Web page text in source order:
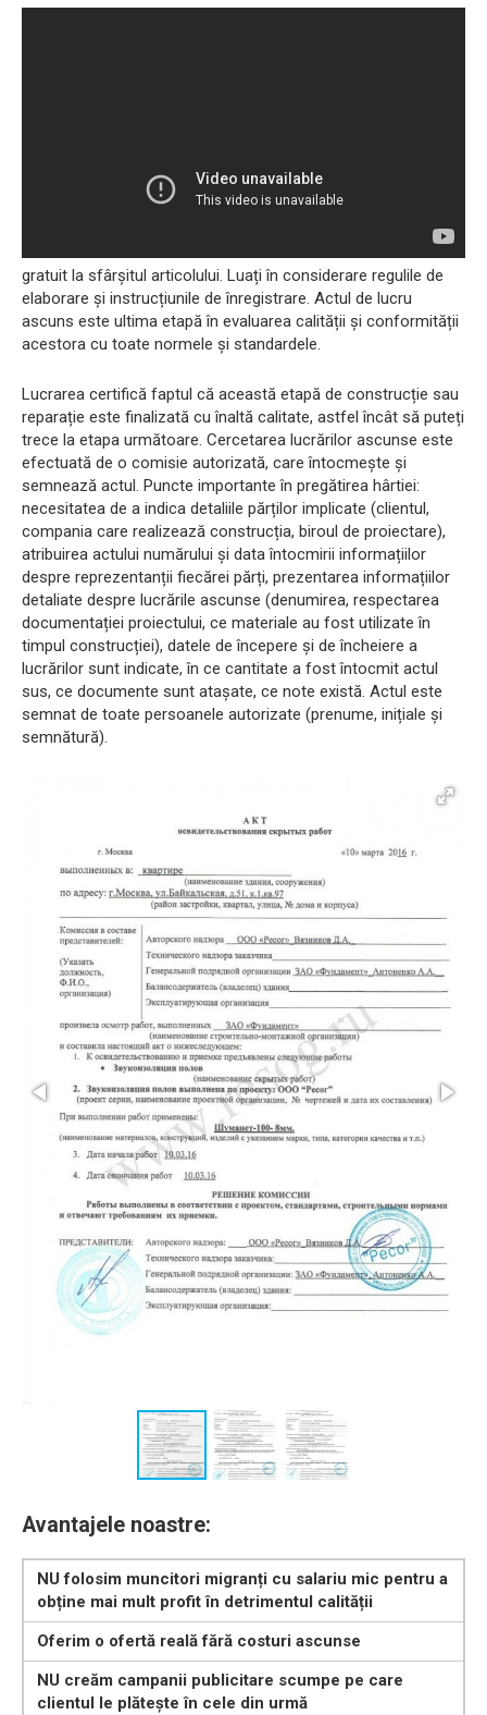
gratuit la sfârșitul articolului. Luați în considerare regulile de
elaborare și instrucțiunile de înregistrare. Actul de lucru
ascuns este ultima etapă în evaluarea calității și conformității
acestora cu toate normele și standardele.
Lucrarea certifică faptul că această etapă de construcție sau
reparație este finalizată cu înaltă calitate, astfel încât să puteți
trece la etapa următoare. Cercetarea lucrărilor ascunse este
efectuată de o comisie autorizată, care întocmește și
semnează actul. Puncte importante în pregătirea hârtiei:
necesitatea de a indica detaliile părților implicate (clientul,
compania care realizează construcția, biroul de proiectare),
atribuirea actului numărului și data întocmirii informațiilor
despre reprezentanții fiecărei părți, prezentarea informațiilor
detaliate despre lucrările ascunse (denumirea, respectarea
documentației proiectului, ce materiale au fost utilizate în
timpul construcției), datele de începere și de încheiere a
lucrărilor sunt indicate, în ce cantitate a fost întocmit actul
sus, ce documente sunt atașate, ce note există. Actul este
semnat de toate persoanele autorizate (prenume, inițiale și
semnătură).
Avantajele noastre:
NU folosim muncitori migranți cu salariu mic pentru a
obține mai mult profit în detrimentul calității
Oferim o ofertă reală fără costuri ascunse
NU creăm campanii publicitare scumpe pe care
clientul le plătește în cele din urmă